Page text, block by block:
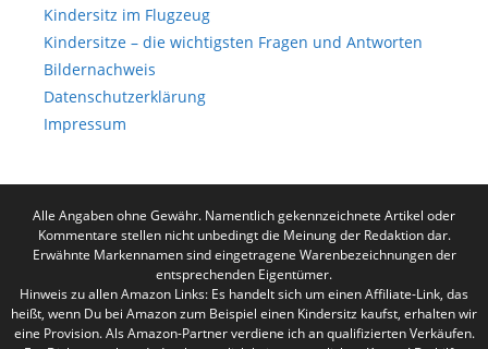
Kindersitz im Flugzeug
Kindersitze – die wichtigsten Fragen und Antworten
Bildernachweis
Datenschutzerklärung
Impressum
Alle Angaben ohne Gewähr. Namentlich gekennzeichnete Artikel oder
Kommentare stellen nicht unbedingt die Meinung der Redaktion dar.
Erwähnte Markennamen sind eingetragene Warenbezeichnungen der
entsprechenden Eigentümer.
Hinweis zu allen Amazon Links: Es handelt sich um einen Affiliate-Link, das
heißt, wenn Du bei Amazon zum Beispiel einen Kindersitz kaufst, erhalten wir
eine Provision. Als Amazon-Partner verdiene ich an qualifizierten Verkäufen.